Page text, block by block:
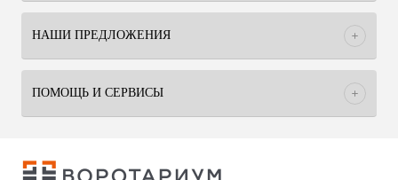
НАШИ ПРЕДЛОЖЕНИЯ
ПОМОЩЬ И СЕРВИСЫ